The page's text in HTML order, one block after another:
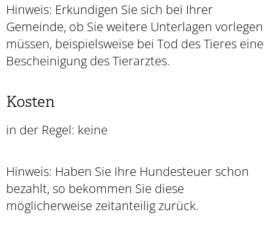
Hinweis: Erkundigen Sie sich bei Ihrer
Gemeinde, ob Sie weitere Unterlagen vorlegen
müssen, beispielsweise bei Tod des Tieres eine
Bescheinigung des Tierarztes.
Kosten
in der Regel: keine
Hinweis: Haben Sie Ihre Hundesteuer schon
bezahlt, so bekommen Sie diese
möglicherweise zeitanteilig zurück.